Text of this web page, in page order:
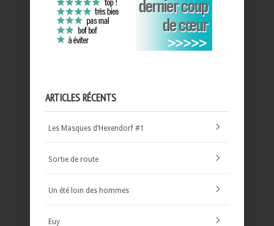
ARTICLES RÉCENTS
Les Masques d’Hexendorf #1
Sortie de route
Un été loin des hommes
Euy